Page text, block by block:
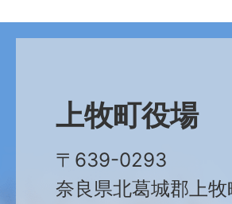
上牧町役場
〒639-0293
奈良県北葛城郡上